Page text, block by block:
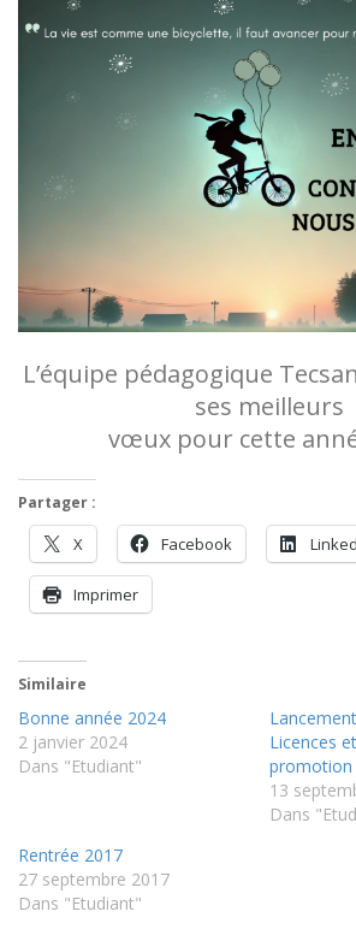
L’équipe pédagogique
ses meilleurs
vœux pour cette
Partager :
X Facebook
Imprimer
Similaire
Bonne année 2024
2 janvier 2024
Dans "Etudiant"
Licences
promotion
13
Dans
Rentrée 2017
27 septembre 2017
Dans "Etudiant"